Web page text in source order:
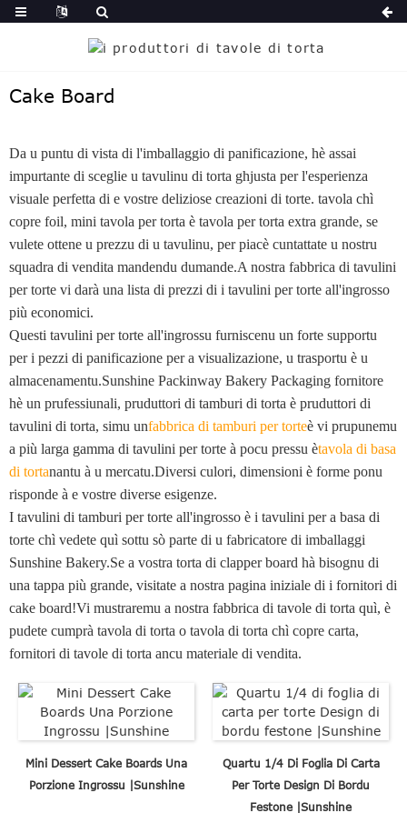
Cake Board
Da u puntu di vista di l'imballaggio di panificazione, hè assai
impurtante di sceglie u tavulinu di torta ghjusta per l'esperienza
visuale perfetta di e vostre deliziose creazioni di torte. tavola chì
copre foil, mini tavola per torta è tavola per torta extra grande, se
vulete ottene u prezzu di u tavulinu, per piacè cuntattate u nostru
squadra di vendita mandendu dumande.A nostra fabbrica di tavulini
per torte vi darà una lista di prezzi di i tavulini per torte all'ingrosso
più economici.
Questi tavulini per torte all'ingrossu furniscenu un forte supportu
per i pezzi di panificazione per a visualizazione, u trasportu è u
almacenamentu.Sunshine Packinway Bakery Packaging fornitore
hè un prufessiunali, pruduttori di tamburi di torta è pruduttori di
tavulini di torta, simu unfabbrica di tamburi per torteè vi prupunemu
a più larga gamma di tavulini per torte à pocu pressu ètavola di basa
di tortanantu à u mercatu.Diversi culori, dimensioni è forme ponu
risponde à e vostre diverse esigenze.
I tavulini di tamburi per torte all'ingrosso è i tavulini per a basa di
torte chì vedete quì sottu sò parte di u fabricatore di imballaggi
Sunshine Bakery.Se a vostra torta di clapper board hà bisognu di
una tappa più grande, visitate a nostra pagina iniziale di i fornitori di
cake board!Vi mustraremu a nostra fabbrica di tavole di torta quì, è
pudete cumprà tavola di torta o tavola di torta chì copre carta,
fornitori di tavole di torta ancu materiale di vendita.
Mini Dessert Cake Boards Una
Porzione Ingrossu |Sunshine
Quartu 1/4 Di Foglia Di Carta
Per Torte Design Di Bordu
Festone |Sunshine